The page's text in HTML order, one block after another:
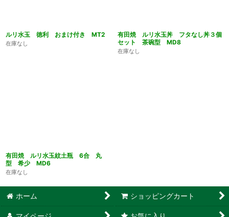
ルリ水玉 徳利 おまけ付き MT2
在庫なし
有田焼 ルリ水玉丼 フタなし丼３個
セット 茶碗型 MD8
在庫なし
有田焼 ルリ水玉紋土瓶 6合 丸
型 希少 MD6
在庫なし
ホーム ショッピングカート